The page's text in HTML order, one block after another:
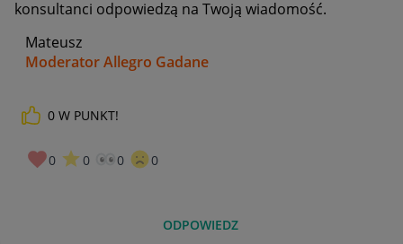
konsultanci odpowiedzą na Twoją wiadomość.
Mateusz
Moderator Allegro Gadane
0 W PUNKT!
0 0 0 0
ODPOWIEDZ